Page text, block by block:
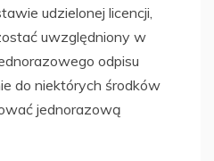
udzielonej licencji,
uwzględniony w
odpisu
do niektórych środków
jednorazową